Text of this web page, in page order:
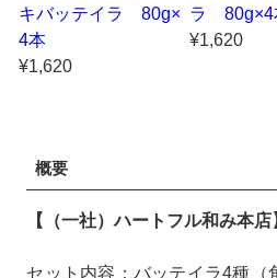
キバッテイラ 80g×
4本
¥1,620
ラ 80g×4
¥1,620
概要
【（一社）ハートフル和み本店
セット内容：バッテイラ4種（